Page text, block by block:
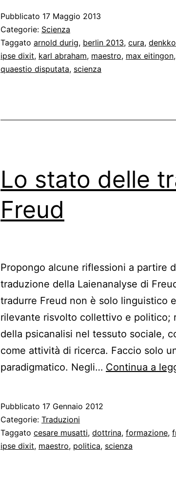
Pubblicato 17 Maggio 2013
Categorie: Scienza
Taggato arnold durig, berlin 2013, cura,
ipse dixit, karl abraham, maestro, max eitingon,
quaestio disputata, scienza
Lo stato delle
Freud
Propongo alcune riflessioni a partire
traduzione della Laienanalyse di
tradurre Freud non è solo linguistico
rilevante risvolto collettivo e politico;
della psicanalisi nel tessuto sociale,
come attività di ricerca. Faccio solo
paradigmatico. Negli… Continua a
Pubblicato 17 Gennaio 2012
Categorie: Traduzioni
Taggato cesare musatti, dottrina, formazione,
ipse dixit, maestro, politica, scienza